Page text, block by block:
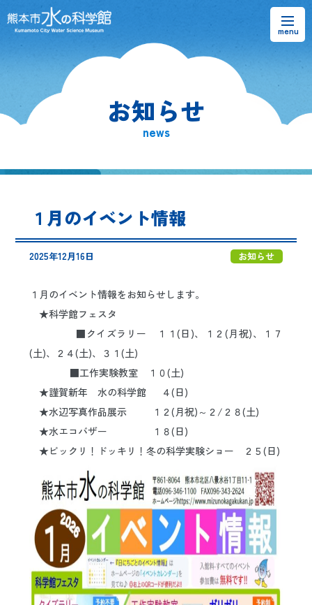
熊本市水の科学館とは
水のラーニングフィールド
日本語 ENGLISH
お知らせ
news
１月のイベント情報
2025年12月16日 お知らせ
１月のイベント情報をお知らせします。
★科学館フェスタ
■クイズラリー １１(日)、１２(月祝)、１７
(土)、２４(土)、３１(土)
■工作実験教室 １０(土)
★謹賀新年 水の科学館 ４(日)
★水辺写真作品展示 １２(月祝)～２/２８(土)
★水エコバザー １８(日)
★ビックリ！ドッキリ！冬の科学実験ショー ２５(日)